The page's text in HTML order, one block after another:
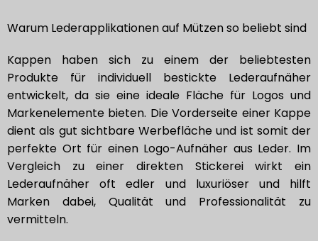
Warum Lederapplikationen auf Mützen so beliebt sind
Kappen haben sich zu einem der beliebtesten
Produkte für individuell bestickte Lederaufnäher
entwickelt, da sie eine ideale Fläche für Logos und
Markenelemente bieten. Die Vorderseite einer Kappe
dient als gut sichtbare Werbefläche und ist somit der
perfekte Ort für einen Logo-Aufnäher aus Leder. Im
Vergleich zu einer direkten Stickerei wirkt ein
Lederaufnäher oft edler und luxuriöser und hilft
Marken dabei, Qualität und Professionalität zu
vermitteln.